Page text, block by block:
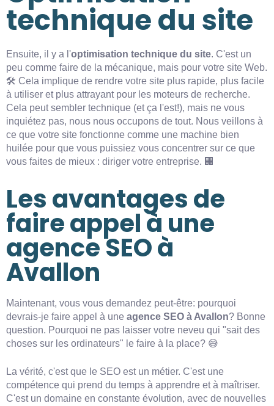
technique du site
Ensuite, il y a l'optimisation technique du site. C'est un
peu comme faire de la mécanique, mais pour votre site Web.
🛠️ Cela implique de rendre votre site plus rapide, plus facile
à utiliser et plus attrayant pour les moteurs de recherche.
Cela peut sembler technique (et ça l'est!), mais ne vous
inquiétez pas, nous nous occupons de tout. Nous veillons à
ce que votre site fonctionne comme une machine bien
huilée pour que vous puissiez vous concentrer sur ce que
vous faites de mieux : diriger votre entreprise. 🏢
Les avantages de
faire appel à une
agence SEO à
Avallon
Maintenant, vous vous demandez peut-être: pourquoi
devrais-je faire appel à une agence SEO à Avallon? Bonne
question. Pourquoi ne pas laisser votre neveu qui "sait des
choses sur les ordinateurs" le faire à la place? 😅
La vérité, c'est que le SEO est un métier. C'est une
compétence qui prend du temps à apprendre et à maîtriser.
C'est un domaine en constante évolution, avec de nouvelles